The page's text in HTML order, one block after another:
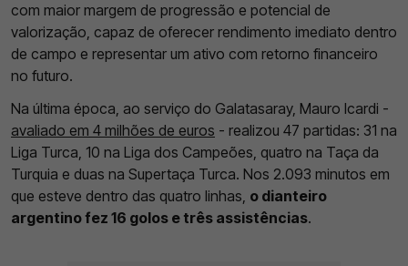
com maior margem de progressão e potencial de
valorização, capaz de oferecer rendimento imediato dentro
de campo e representar um ativo com retorno financeiro
no futuro.
Na última época, ao serviço do Galatasaray, Mauro Icardi -
avaliado em 4 milhões de euros - realizou 47 partidas: 31 na
Liga Turca, 10 na Liga dos Campeões, quatro na Taça da
Turquia e duas na Supertaça Turca. Nos 2.093 minutos em
que esteve dentro das quatro linhas, o dianteiro
argentino fez 16 golos e três assistências.